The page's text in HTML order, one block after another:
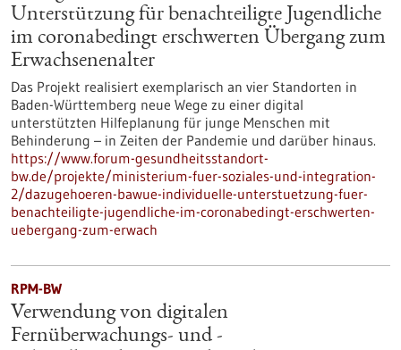
Unterstützung für benachteiligte Jugendliche
im coronabedingt erschwerten Übergang zum
Erwachsenenalter
Das Projekt realisiert exemplarisch an vier Standorten in
Baden-Württemberg neue Wege zu einer digital
unterstützten Hilfeplanung für junge Menschen mit
Behinderung – in Zeiten der Pandemie und darüber hinaus.
https://www.forum-gesundheitsstandort-
bw.de/projekte/ministerium-fuer-soziales-und-integration-
2/dazugehoeren-bawue-individuelle-unterstuetzung-fuer-
benachteiligte-jugendliche-im-coronabedingt-erschwerten-
uebergang-zum-erwach
RPM-BW
Verwendung von digitalen
Fernüberwachungs- und -